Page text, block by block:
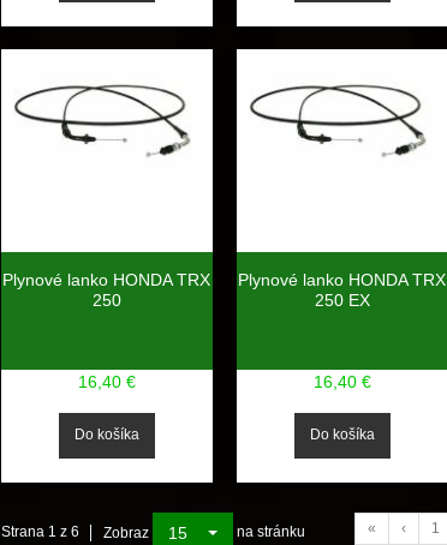
Plynové lanko HONDA TRX
250
16,40 €
Plynové lanko HONDA TRX
250 EX
16,40 €
Strana 1 z 6 Zobraz 15 na stránku « ‹ 1